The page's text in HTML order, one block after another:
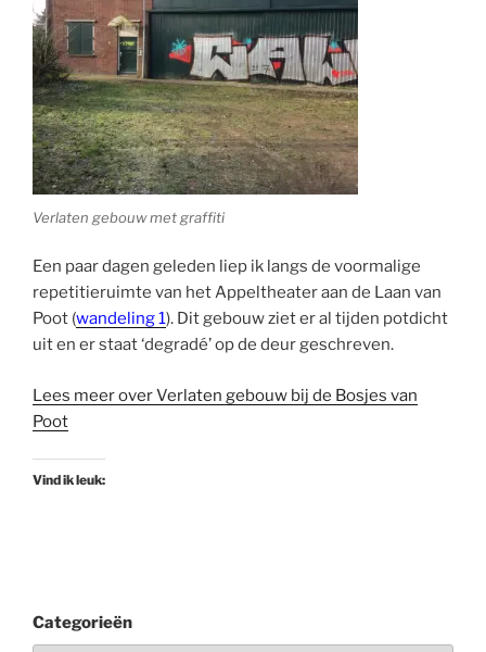
Verlaten gebouw met graffiti
Een paar dagen geleden liep ik langs de voormalige
repetitieruimte van het Appeltheater aan de Laan van
Poot (wandeling1). Dit gebouw ziet er al tijden potdicht
uit en er staat ‘degradé’ op de deur geschreven.
Lees meer over Verlaten gebouw bij de Bosjes van
Poot
Vind ik leuk:
Categorieën